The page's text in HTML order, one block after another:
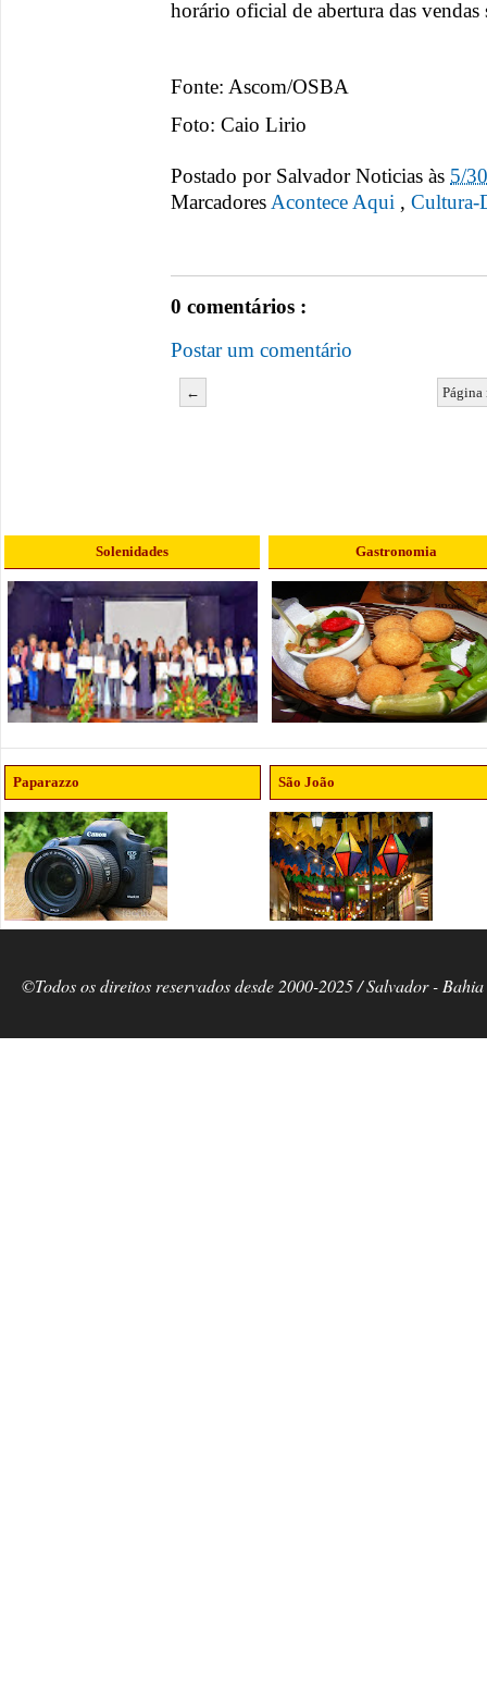
horário oficial de abertura das vendas
Fonte: Ascom/OSBA
Foto: Caio Lirio
Postado por Salvador Noticias às 5/
MarcadoresAcontece Aqui , Cultura-
0 comentários :
Postar um comentário
←
Solenidades Gastronomia
Paparazzo São João
©Todos os direitos reservados desde 2000-2025 / Salvador -